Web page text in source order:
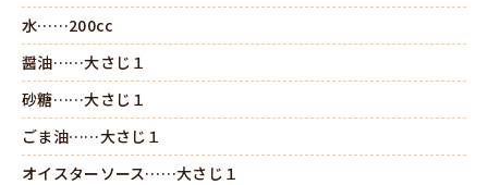
水……200cc
醤油……大さじ１
砂糖……大さじ１
ごま油……大さじ１
オイスターソース……大さじ１